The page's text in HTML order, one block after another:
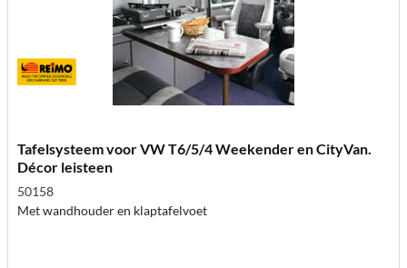
Tafelsysteem voor VW T6/5/4 Weekender en CityVan.
Décor leisteen
50158
Met wandhouder en klaptafelvoet